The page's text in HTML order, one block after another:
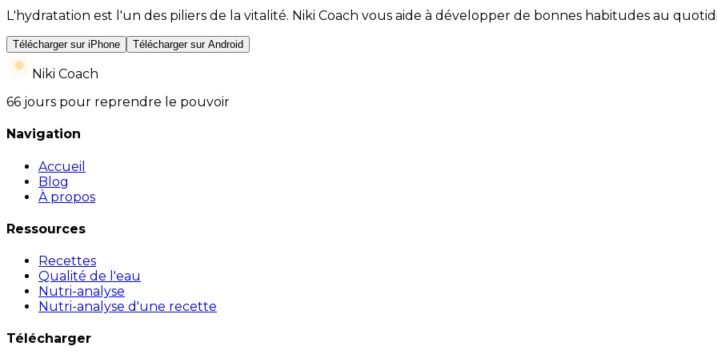
L'hydratation est l'un des piliers de la vitalité. Niki Coach vous aide à développer de bonnes habitudes au
Télécharger sur iPhone Télécharger sur Android
Niki Coach
66 jours pour reprendre le pouvoir
Navigation
Accueil
Blog
À propos
Ressources
Recettes
Qualité de l'eau
Nutri-analyse
Nutri-analyse d'une recette
Télécharger